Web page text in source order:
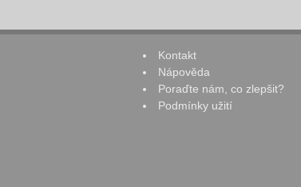
Kontakt
Nápověda
Poraďte nám, co zlepšit?
Podmínky užití